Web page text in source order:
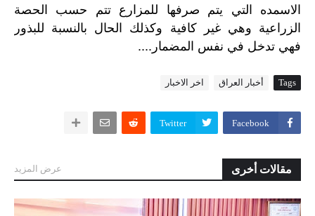
الاسمده
التي يتم صرفها للمزارع تتم حسب
الحصة
الزراعية وهي غير كافية وكذلك الحال بالنسبة للبذور
فهي تدخل في نفس المضمار ....
Tags أخبار العراق اخر الاخبار
Facebook
Twitter
مقالات أخرى عرض المزيد